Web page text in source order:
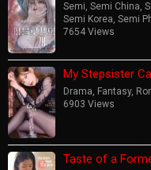
Semi, Semi China,
Semi Korea, Semi
7654 Views
My Stepsister
Drama, Fantasy,
6903 Views
Taste of a